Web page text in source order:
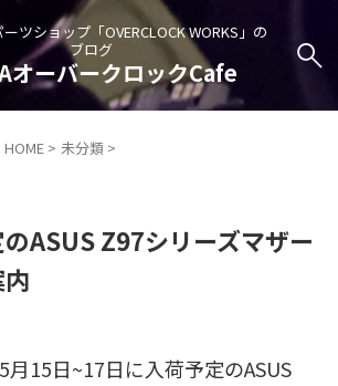
ツショップ「OVERCLOCK WORKS」の
ブログ
オーバークロックCafe
HOME > 未分類 >
ASUS Z97シリーズマザー
15日~17日に入荷予定のASUS